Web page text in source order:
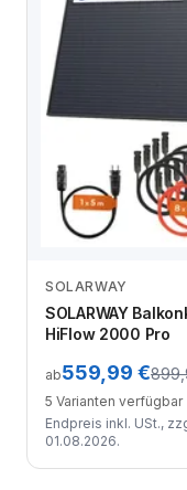
SOLARWAY
SOLARWAY
HiFlow 2000 Pro
ab559,99 €
5 Varianten verfügbar
Endpreis inkl. USt.,
01.08.2026.